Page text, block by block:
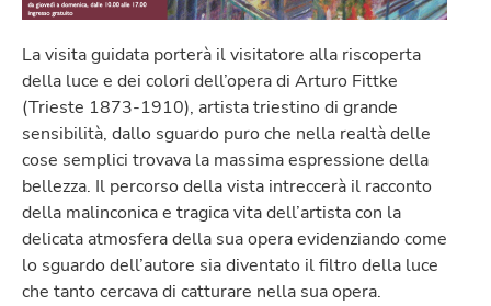
La visita guidata porterà il visitatore alla riscoperta
della luce e dei colori dell’opera di Arturo Fittke
(Trieste 1873-1910), artista triestino di grande
sensibilità, dallo sguardo puro che nella realtà delle
cose semplici trovava la massima espressione della
bellezza. Il percorso della vista intreccerà il racconto
della malinconica e tragica vita dell’artista con la
delicata atmosfera della sua opera evidenziando come
lo sguardo dell’autore sia diventato il filtro della luce
che tanto cercava di catturare nella sua opera.